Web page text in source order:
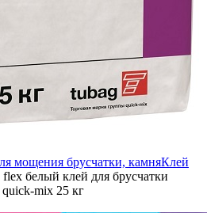
мощения брусчатки, камняКлей
белый клей для брусчатки
mix 25 кг